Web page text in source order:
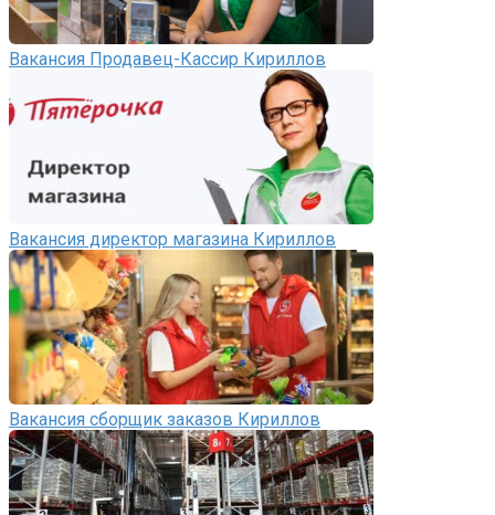
Вакансия Продавец-Кассир Кириллов
Вакансия директор магазина Кириллов
Вакансия сборщик заказов Кириллов